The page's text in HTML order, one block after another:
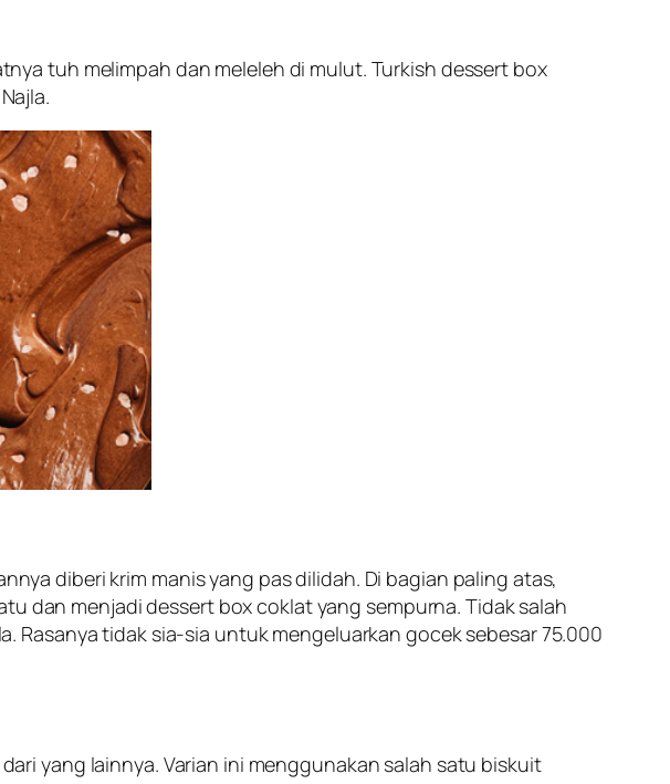
tuh melimpah dan meleleh di mulut. Turkish dessert box
diberi krim manis yang pas dilidah. Di bagian paling atas,
dan menjadi dessert box coklat yang sempurna. Tidak salah
Rasanya tidak sia-sia untuk mengeluarkan gocek sebesar 75.000
yang lainnya. Varian ini menggunakan salah satu biskuit